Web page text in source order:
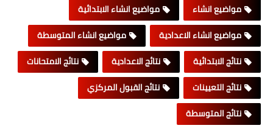
مواضيع انشاء
مواضيع انشاء الابتدائية
مواضيع انشاء الاعدادية
مواضيع انشاء المتوسطة
نتائج الابتدائية
نتائج الاعدادية
نتائج الامتحانات
نتائج التعيينات
نتائج القبول المركزي
نتائج المتوسطة